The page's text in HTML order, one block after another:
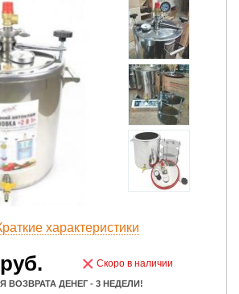
характеристики
руб. × Скоро в наличии
ВОЗВРАТА ДЕНЕГ - 3 НЕДЕЛИ!